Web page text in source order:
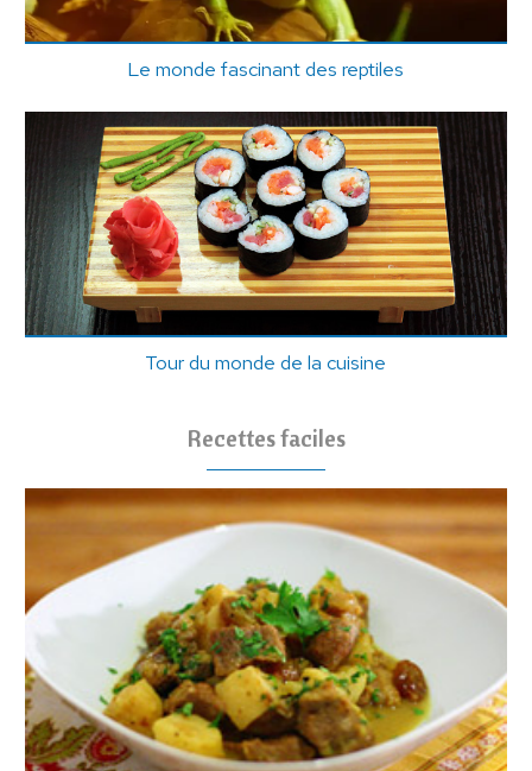
Le monde fascinant des reptiles
Tour du monde de la cuisine
Recettes faciles